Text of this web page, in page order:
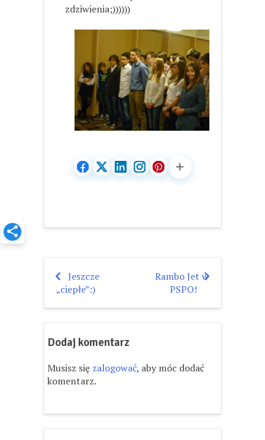
zdziwienia;))))))
Nawigacja
wpisu
Jeszcze
„ciepłe”:)
Rambo Jet w
PSPO!
Dodaj komentarz
Musisz się zalogować, aby móc dodać
komentarz.